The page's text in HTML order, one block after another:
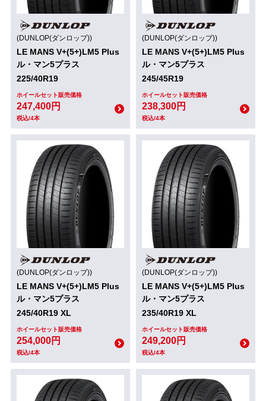
(DUNLOP(ダンロップ))
LE MANS V+(5+)LM5 Plus
ル・マン5プラス
225/40R19
ホイールセット販売価格
247,400円
税込/4本
(DUNLOP(ダンロップ))
LE MANS V+(5+)LM5 Plus
ル・マン5プラス
245/45R19
ホイールセット販売価格
238,300円
税込/4本
(DUNLOP(ダンロップ))
LE MANS V+(5+)LM5 Plus
ル・マン5プラス
245/40R19 XL
ホイールセット販売価格
254,000円
税込/4本
(DUNLOP(ダンロップ))
LE MANS V+(5+)LM5 Plus
ル・マン5プラス
235/40R19 XL
ホイールセット販売価格
249,200円
税込/4本